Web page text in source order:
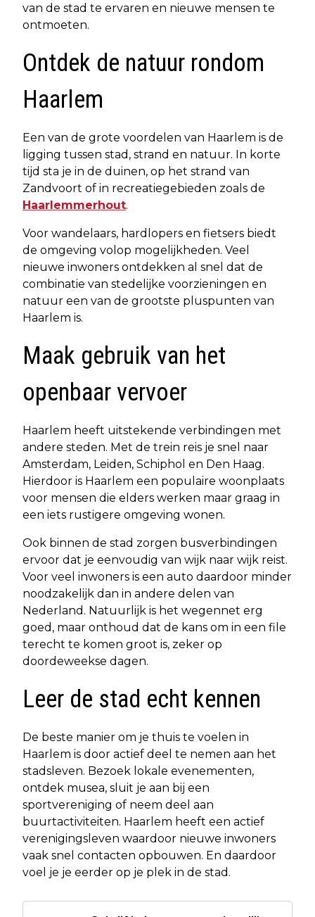
van de stad te ervaren en nieuwe mensen te
ontmoeten.
Ontdek de natuur rondom
Haarlem
Een van de grote voordelen van Haarlem is de
ligging tussen stad, strand en natuur. In korte
tijd sta je in de duinen, op het strand van
Zandvoort of in recreatiegebieden zoals de
Haarlemmerhout.
Voor wandelaars, hardlopers en fietsers biedt
de omgeving volop mogelijkheden. Veel
nieuwe inwoners ontdekken al snel dat de
combinatie van stedelijke voorzieningen en
natuur een van de grootste pluspunten van
Haarlem is.
Maak gebruik van het
openbaar vervoer
Haarlem heeft uitstekende verbindingen met
andere steden. Met de trein reis je snel naar
Amsterdam, Leiden, Schiphol en Den Haag.
Hierdoor is Haarlem een populaire woonplaats
voor mensen die elders werken maar graag in
een iets rustigere omgeving wonen.
Ook binnen de stad zorgen busverbindingen
ervoor dat je eenvoudig van wijk naar wijk reist.
Voor veel inwoners is een auto daardoor minder
noodzakelijk dan in andere delen van
Nederland. Natuurlijk is het wegennet erg
goed, maar onthoud dat de kans om in een file
terecht te komen groot is, zeker op
doordeweekse dagen.
Leer de stad echt kennen
De beste manier om je thuis te voelen in
Haarlem is door actief deel te nemen aan het
stadsleven. Bezoek lokale evenementen,
ontdek musea, sluit je aan bij een
sportvereniging of neem deel aan
buurtactiviteiten. Haarlem heeft een actief
verenigingsleven waardoor nieuwe inwoners
vaak snel contacten opbouwen. En daardoor
voel je je eerder op je plek in de stad.